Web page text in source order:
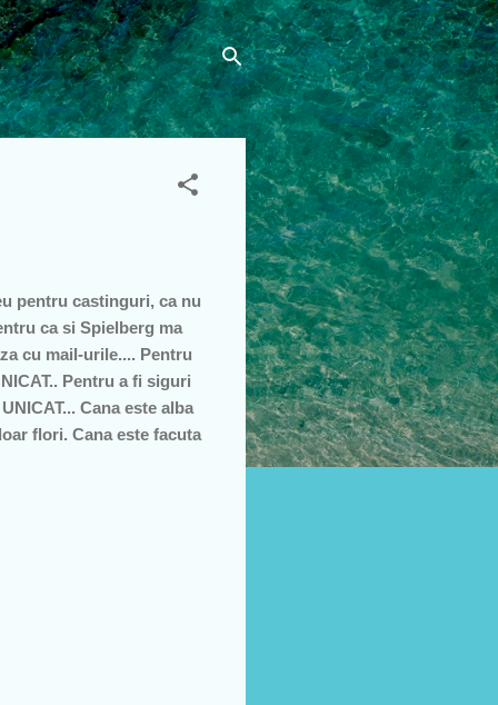
pentru castinguri, ca nu
ca si Spielberg ma
cu mail-urile.... Pentru
Pentru a fi siguri
Cana este alba
flori. Cana este facuta